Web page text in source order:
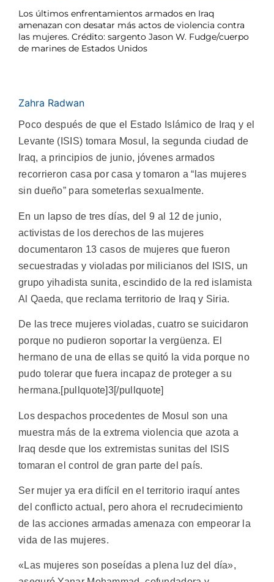
Los últimos enfrentamientos armados en Iraq
amenazan con desatar más actos de violencia contra
las mujeres. Crédito: sargento Jason W. Fudge/cuerpo
de marines de Estados Unidos
Zahra Radwan
Poco después de que el Estado Islámico de Iraq y el
Levante (ISIS) tomara Mosul, la segunda ciudad de
Iraq, a principios de junio, jóvenes armados
recorrieron casa por casa y tomaron a “las mujeres
sin dueño” para someterlas sexualmente.
En un lapso de tres días, del 9 al 12 de junio,
activistas de los derechos de las mujeres
documentaron 13 casos de mujeres que fueron
secuestradas y violadas por milicianos del ISIS, un
grupo yihadista sunita, escindido de la red islamista
Al Qaeda, que reclama territorio de Iraq y Siria.
De las trece mujeres violadas, cuatro se suicidaron
porque no pudieron soportar la vergüenza. El
hermano de una de ellas se quitó la vida porque no
pudo tolerar que fuera incapaz de proteger a su
hermana.[pullquote]3[/pullquote]
Los despachos procedentes de Mosul son una
muestra más de la extrema violencia que azota a
Iraq desde que los extremistas sunitas del ISIS
tomaran el control de gran parte del país.
Ser mujer ya era difícil en el territorio iraquí antes
del conflicto actual, pero ahora el recrudecimiento
de las acciones armadas amenaza con empeorar la
vida de las mujeres.
«Las mujeres son poseídas a plena luz del día»,